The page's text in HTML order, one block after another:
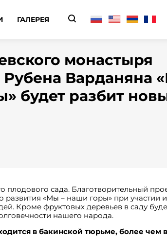
ГАЛЕРЕЯ
монастыря
Рубена Варданяна
будет разбит
плодового сада. Благотворительный
развития «Мы – наши горы» при участии и
Кроме фруктовых деревьев в саду
нашего народа.
в бакинской тюрьме, более чем